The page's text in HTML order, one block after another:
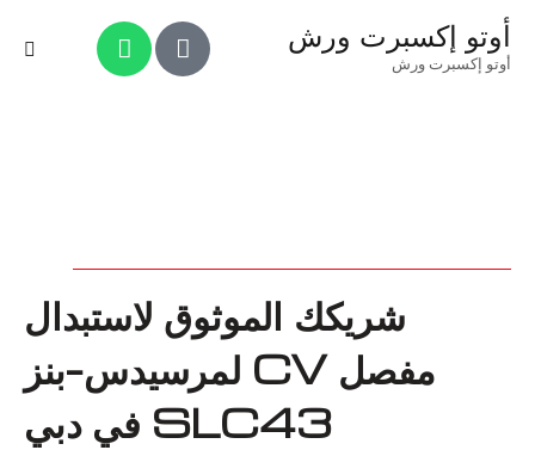
أوتو إكسبرت ورش
أوتو إكسبرت ورش
شريكك الموثوق لاستبدال
مفصل CV لمرسيدس-بنز
SLC43 في دبي